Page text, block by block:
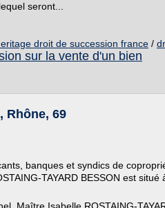
seront...
droit de succession france /
sur la vente d'un bien
Rhône, 69
banques et syndics de
TAYARD BESSON est situé